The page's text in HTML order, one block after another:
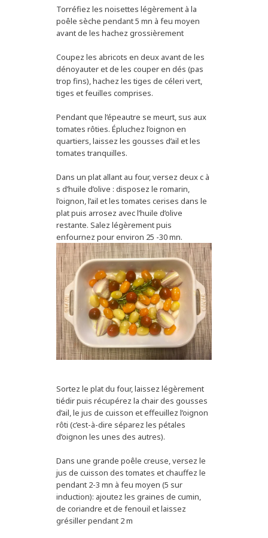
Torréfiez les noisettes légèrement à la
poêle sèche pendant 5 mn à feu moyen
avant de les hachez grossièrement
Coupez les abricots en deux avant de les
dénoyauter et de les couper en dés (pas
trop fins), hachez les tiges de céleri vert,
tiges et feuilles comprises.
Pendant que l’épeautre se meurt, sus aux
tomates rôties. Épluchez l’oignon en
quartiers, laissez les gousses d’ail et les
tomates tranquilles.
Dans un plat allant au four, versez deux c à
s d’huile d’olive : disposez le romarin,
l’oignon, l’ail et les tomates cerises dans le
plat puis arrosez avec l’huile d’olive
restante. Salez légèrement puis
enfournez pour environ 25 -30 mn.
Sortez le plat du four, laissez légèrement
tiédir puis récupérez la chair des gousses
d’ail, le jus de cuisson et effeuillez l’oignon
rôti (c’est-à-dire séparez les pétales
d’oignon les unes des autres).
Dans une grande poêle creuse, versez le
jus de cuisson des tomates et chauffez le
pendant 2-3 mn à feu moyen (5 sur
induction): ajoutez les graines de cumin,
de coriandre et de fenouil et laissez
grésiller pendant 2 m